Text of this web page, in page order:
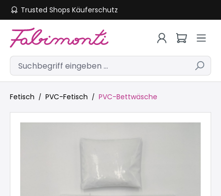
Zum Hauptinhalt springen
Trusted Shops Käuferschutz
Fetisch PVC-Fetisch PVC-Bettwäsche